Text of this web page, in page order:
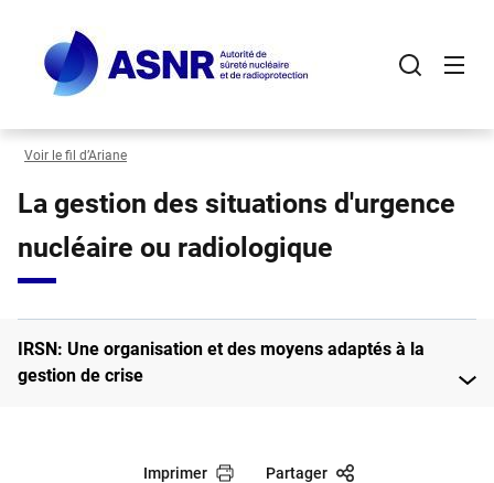
contenu
principal
Voir le fil d’Ariane
La gestion des situations d'urgence
nucléaire ou radiologique
IRSN: Une organisation et des moyens adaptés à la
gestion de crise
Imprimer Partager